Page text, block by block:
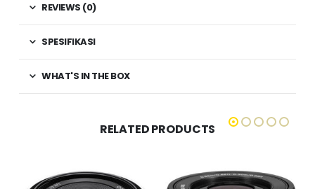
REVIEWS (0)
SPESIFIKASI
WHAT'S IN THE BOX
RELATED PRODUCTS